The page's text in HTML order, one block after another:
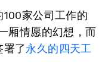
家公司工作的
厢情愿的幻想，而
署了永久的四天工